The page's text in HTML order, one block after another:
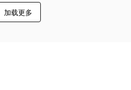
加载更多